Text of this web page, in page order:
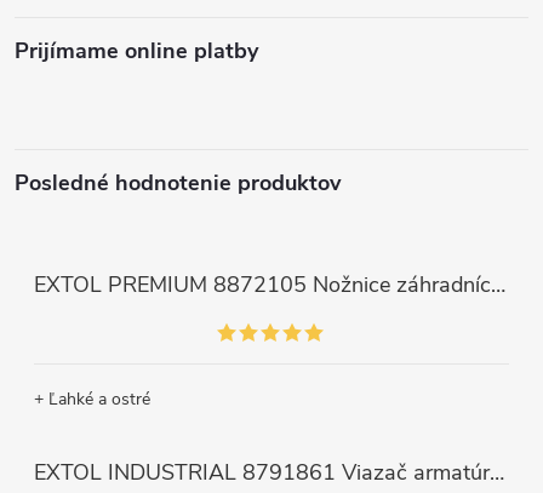
Prijímame online platby
Posledné hodnotenie produktov
EXTOL PREMIUM 8872105 Nožnice záhradnícke dlhé úzke, 200mm, max. prestrih Ø6mm
+ Ľahké a ostré
EXTOL INDUSTRIAL 8791861 Viazač armatúr aku Share20V, bez aku, drôt 0,8mm, oko 8-34mm, bezuhlíkový motor